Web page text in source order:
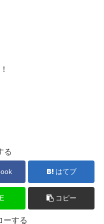
る
はてブ
コピー
ーする